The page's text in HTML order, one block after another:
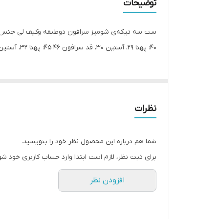
توضیحات
۴۰: پهنا ۲۹، آستین ۳۰، قد سرافون ۴۶ ۴۵: پهنا ۳۲، آستین ۳۴، قد سرافون ۵۱ ۵۰: پهنا ۳۴، آستین ۳۷، قد سرافون ۵۷ ✨حتما اندازه ها رو چک کنید چون سایزش حدودی هست
نظرات
شما هم درباره این محصول نظر خود را بنویسید.
برای ثبت نظر، لازم است ابتدا وارد حساب کاربری خود
افزودن نظر